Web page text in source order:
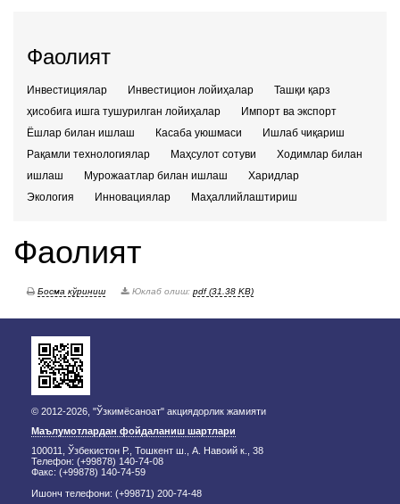
Фаолият
Инвестициялар Инвестицион лойиҳалар
Ташқи қарз
ҳисобига ишга тушурилган лойиҳалар
Импорт ва экспорт
Ёшлар билан ишлаш
Касаба уюшмаси
Ишлаб чиқариш
Рақамли технологиялар
Маҳсулот сотуви
Ходимлар билан
ишлаш
Мурожаатлар билан ишлаш
Харидлар
Экология
Инновациялар Маҳаллийлаштириш
Фаолият
Босма кўриниш Юклаб олиш: pdf (31.38 KB)
© 2012-2026, "Ўзкимёсаноат" акциядорлик жамияти
Маълумотлардан фойдаланиш шартлари
100011, Ўзбекистон Р., Тошкент ш., А. Навоий к., 38
Телефон: (+99878) 140-74-08
Факс: (+99878) 140-74-59
Ишонч телефони: (+99871) 200-74-48